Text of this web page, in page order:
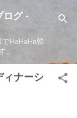
ログ -
HaHaHa韓
。
ィナーシ